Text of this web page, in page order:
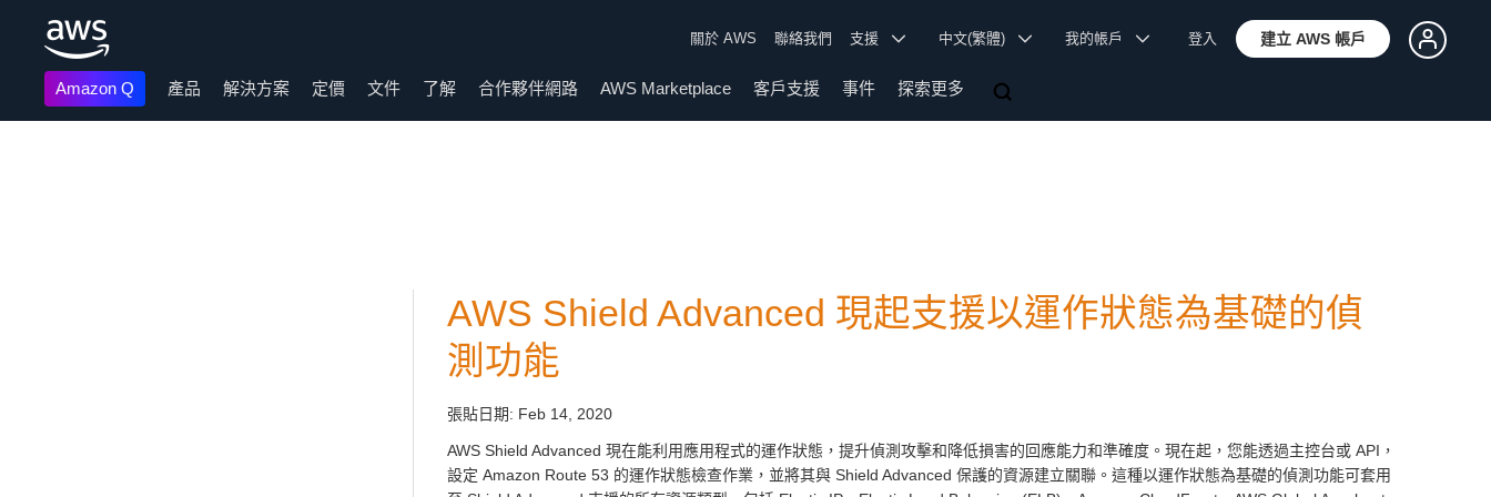
關於 AWS 聯絡我們 支援 中文(繁體) 我的帳戶 登入 建立 AWS 帳戶
Amazon Q 產品 解決方案 定價 文件 了解 合作夥伴網路 AWS Marketplace 客戶支援 事件 探索更多
AWS Shield Advanced 現起支援以運作狀態為基礎的偵
測功能
張貼日期: Feb 14, 2020
AWS Shield Advanced 現在能利用應用程式的運作狀態，提升偵測攻擊和降低損害的回應能力和準確度。現在起，您能透過主控台或 API，
設定 Amazon Route 53 的運作狀態檢查作業，並將其與 Shield Advanced 保護的資源建立關聯。這種以運作狀態為基礎的偵測功能可套用